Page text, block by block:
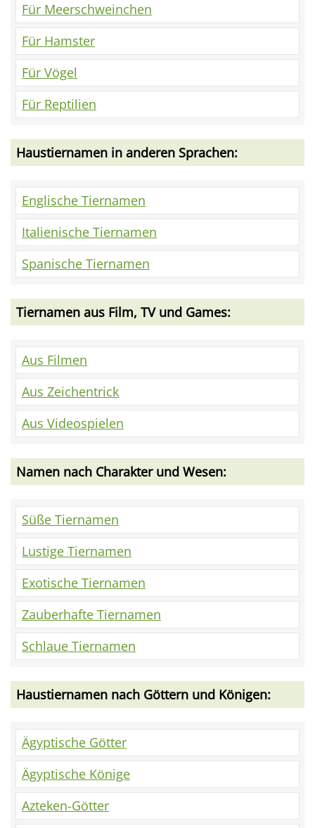
Für Meerschweinchen
Für Hamster
Für Vögel
Für Reptilien
Haustiernamen in anderen Sprachen:
Englische Tiernamen
Italienische Tiernamen
Spanische Tiernamen
Tiernamen aus Film, TV und Games:
Aus Filmen
Aus Zeichentrick
Aus Videospielen
Namen nach Charakter und Wesen:
Süße Tiernamen
Lustige Tiernamen
Exotische Tiernamen
Zauberhafte Tiernamen
Schlaue Tiernamen
Haustiernamen nach Göttern und Königen:
Ägyptische Götter
Ägyptische Könige
Azteken-Götter